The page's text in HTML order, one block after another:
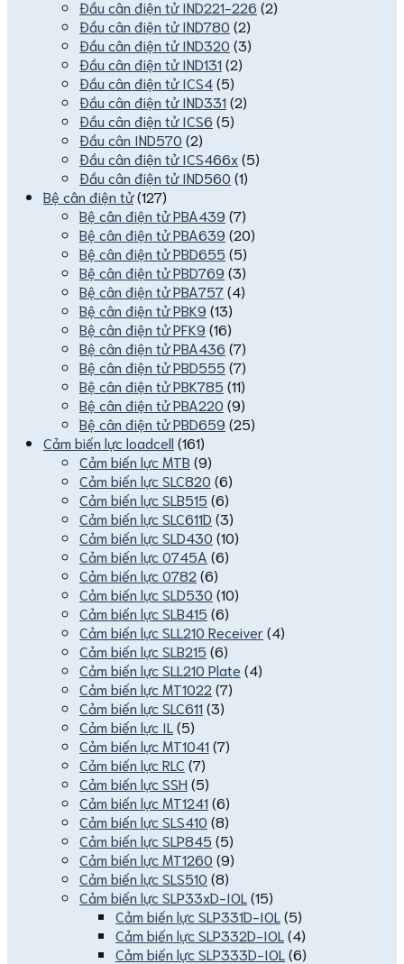
Đầu cân điện tử IND221-226 (2)
Đầu cân điện tử IND780 (2)
Đầu cân điện tử IND320 (3)
Đầu cân điện tử IND131(2)
Đầu cân điện tử ICS4(5)
Đầu cân điện tử IND331(2)
Đầu cân điện tử ICS6 (5)
Đầu cân IND570 (2)
Đầu cân điện tử ICS466x(5)
Đầu cân điện tử IND560 (1)
Bệ cân điện tử(127)
Bệ cân điện tử PBA439 (7)
Bệ cân điện tử PBA639 (20)
Bệ cân điện tử PBD655 (5)
Bệ cân điện tử PBD769 (3)
Bệ cân điện tử PBA757(4)
Bệ cân điện tử PBK9 (13)
Bệ cân điện tử PFK9 (16)
Bệ cân điện tử PBA436 (7)
Bệ cân điện tử PBD555 (7)
Bệ cân điện tử PBK785 (11)
Bệ cân điện tử PBA220 (9)
Bệ cân điện tử PBD659 (25)
Cảm biến lực loadcell (161)
Cảm biến lực MTB (9)
Cảm biến lực SLC820 (6)
Cảm biến lực SLB515 (6)
Cảm biến lực SLC611D (3)
Cảm biến lực SLD430 (10)
Cảm biến lực 0745A (6)
Cảm biến lực 0782 (6)
Cảm biến lực SLD530 (10)
Cảm biến lực SLB415 (6)
Cảm biến lực SLL210 Receiver(4)
Cảm biến lực SLB215 (6)
Cảm biến lực SLL210 Plate (4)
Cảm biến lực MT1022 (7)
Cảm biến lực SLC611(3)
Cảm biến lực IL (5)
Cảm biến lực MT1041(7)
Cảm biến lực RLC (7)
Cảm biến lực SSH (5)
Cảm biến lực MT1241(6)
Cảm biến lực SLS410 (8)
Cảm biến lực SLP845 (5)
Cảm biến lực MT1260 (9)
Cảm biến lực SLS510 (8)
Cảm biến lực SLP33xD-IOL (15)
Cảm biến lực SLP331D-IOL (5)
Cảm biến lực SLP332D-IOL (4)
Cảm biến lực SLP333D-IOL (6)